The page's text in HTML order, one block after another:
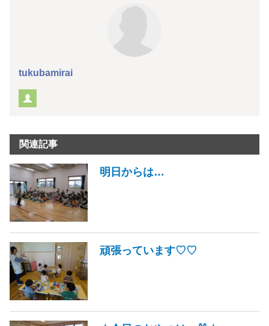
tukubamirai
関連記事
明日からは…
頑張っています♡♡